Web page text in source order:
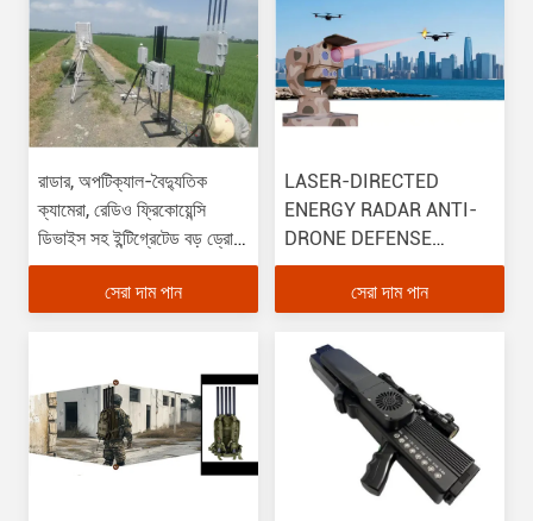
রাডার, অপটিক্যাল-বৈদ্যুতিক
ক্যামেরা, রেডিও ফ্রিকোয়েন্সি
ডিভাইস সহ ইন্টিগ্রেটেড বড় ড্রোন
প্রতিরক্ষা সিস্টেম
সেরা দাম পান
LASER-DIRECTED
ENERGY RADAR ANTI-
DRONE DEFENSE
SYSTEM
সেরা দাম পান